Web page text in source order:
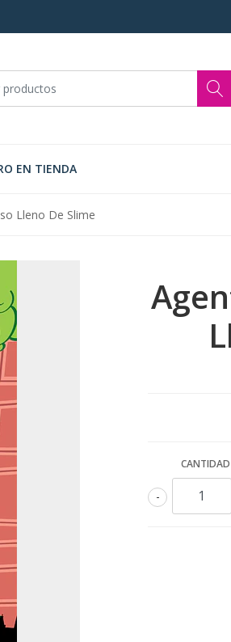
EN TIENDA
Lleno De Slime
CANTIDAD
-